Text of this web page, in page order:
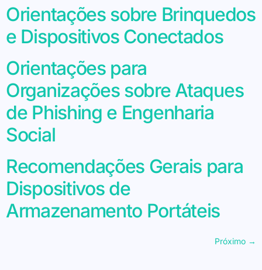
Orientações sobre Brinquedos
e Dispositivos Conectados
Orientações para
Organizações sobre Ataques
de Phishing e Engenharia
Social
Recomendações Gerais para
Dispositivos de
Armazenamento Portáteis
Próximo →